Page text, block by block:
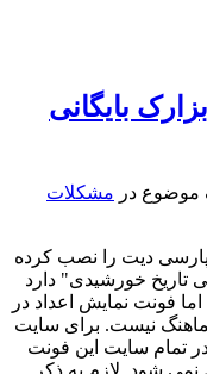
بایگانی
موضوع در مشکلات
و افزونه پارسی دیت را نصب کرده
تاریخ خورشیدی" دارد
فونت نمایش اعداد در
نیست. برای سایت
تمام سایت این فونت
نمی شود. لازم به ذکر